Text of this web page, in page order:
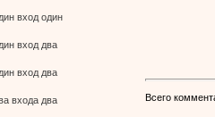
вход один
вход два
вход два
входа два
Всего